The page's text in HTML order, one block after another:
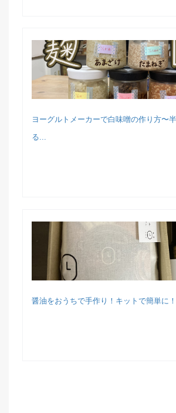
ヨーグルトメーカーで白味噌の作り方〜
る...
醤油をおうちで手作り！キットで簡単に！